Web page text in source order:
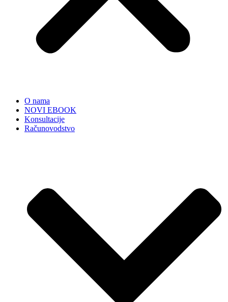
O nama
NOVI EBOOK
Konsultacije
Računovodstvo